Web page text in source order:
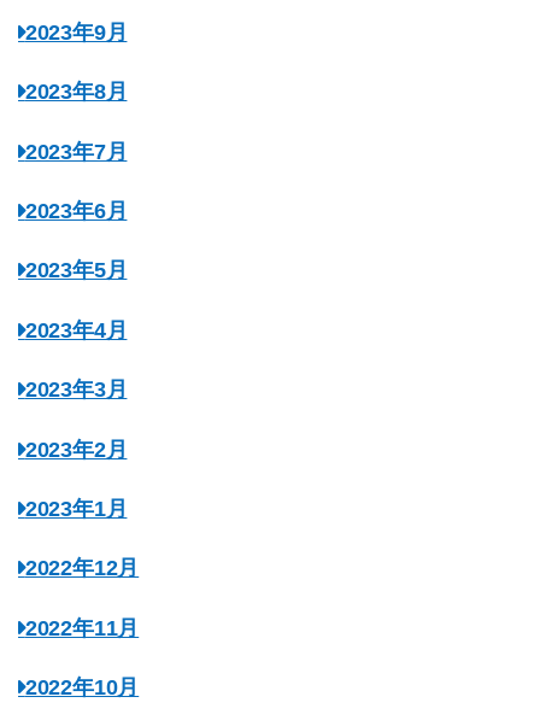
2023年9月
2023年8月
2023年7月
2023年6月
2023年5月
2023年4月
2023年3月
2023年2月
2023年1月
2022年12月
2022年11月
2022年10月